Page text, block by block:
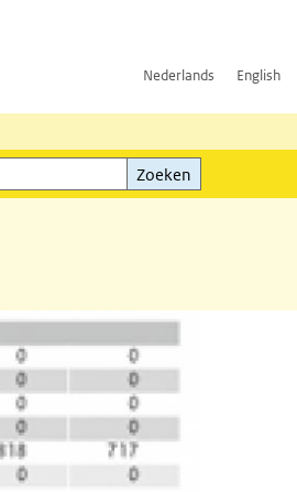
Nederlands English
Zoeken